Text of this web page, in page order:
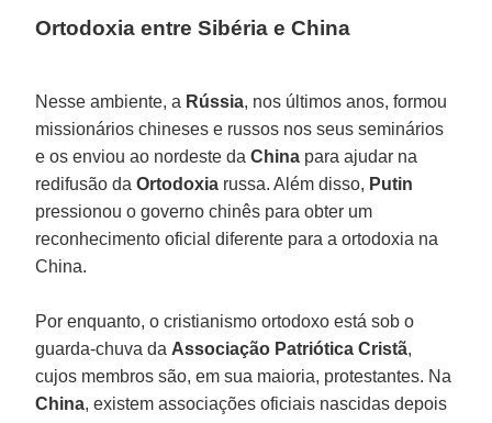
Ortodoxia entre Sibéria e China
Nesse ambiente, a Rússia, nos últimos anos, formou
missionários chineses e russos nos seus seminários
e os enviou ao nordeste daChina para ajudar na
redifusão daOrtodoxia russa. Além disso, Putin
pressionou o governo chinês para obter um
reconhecimento oficial diferente para a ortodoxia na
China.
Por enquanto, o cristianismo ortodoxo está sob o
guarda-chuva da Associação Patriótica Cristã,
cujos membros são, em sua maioria, protestantes. Na
China, existem associações oficiais nascidas depois